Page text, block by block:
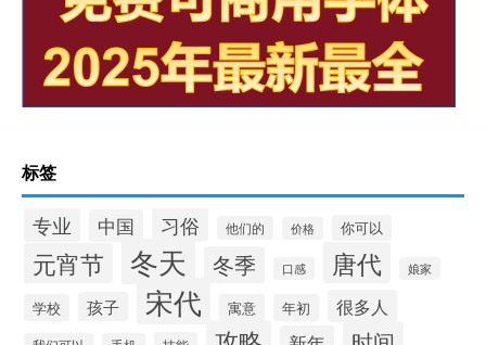
标签
专业 中国 习俗 他们的 价格 你可以
元宵节 冬天 冬季 口感 唐代 娘家
学校 孩子 宋代 寓意 年初 很多人